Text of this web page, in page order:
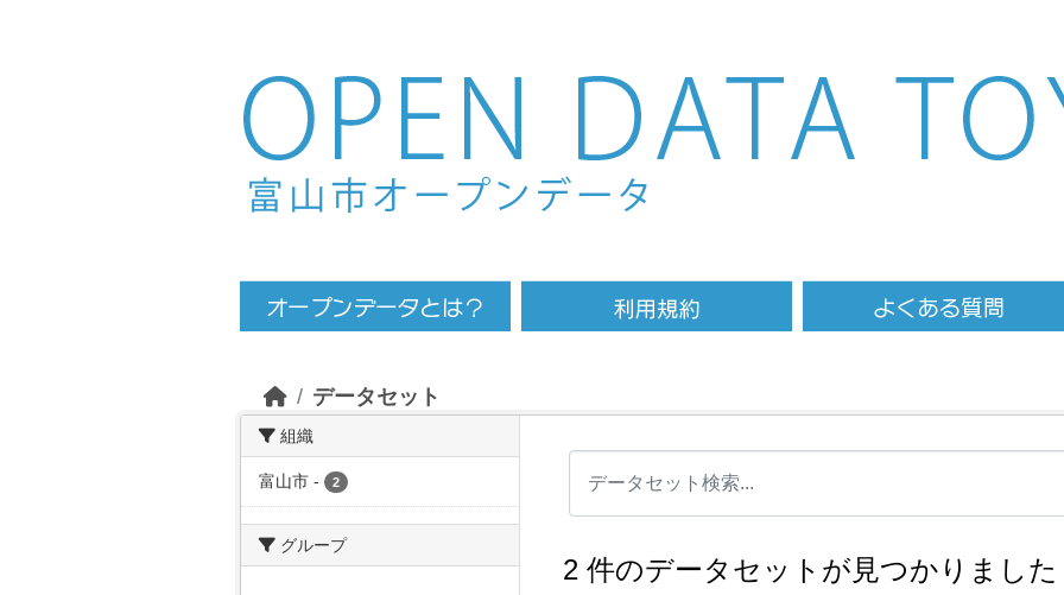
Skip to main content
データセット
組織
富山市 - 2
グループ
2 件のデータセットが見つかりました